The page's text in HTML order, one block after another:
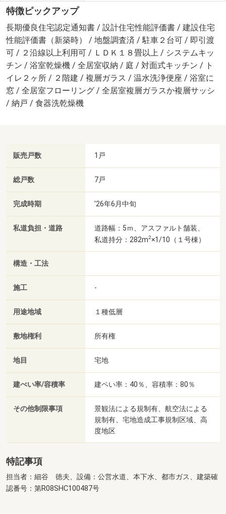
特徴ピックアップ
長期優良住宅認定通知書 / 設計住宅性能評価書 / 建設住宅
性能評価書（新築時） / 地盤調査済 / 駐車２台可 / 即引渡
可 / ２沿線以上利用可 / ＬＤＫ１８畳以上 / システムキッ
チン / 浴室乾燥機 / 全居室収納 / 庭 / 対面式キッチン / ト
イレ２ヶ所 / ２階建 / 複層ガラス / 温水洗浄便座 / 浴室に
窓 / 全居室フローリング / 全居室複層ガラスか複層サッシ
/ 納戸 / 食器洗乾燥機
販売戸数 1戸
総戸数 7戸
完成時期 '26年6月中旬
私道負担・道路
道路幅：5ｍ、アスファルト舗装、
私道持分：282m2×1/10（１号棟）
構造・工法
施工 -
用途地域 １種低層
敷地権利 所有権
地目 宅地
建ぺい率/容積率 建ペい率：40％、容積率：80％
その他制限事項
景観法による規制有、航空法による
規制有、宅地造成工事規制区域、高
度地区
特記事項
担当者：細谷 徳夫、設備：公営水道、本下水、都市ガス、建築確
認番号：第R08SHC100487号